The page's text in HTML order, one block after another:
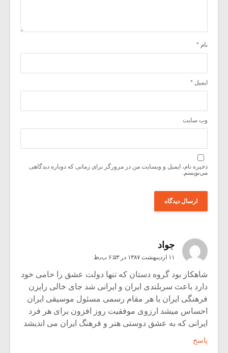
نام *
ایمیل *
وب‌ سایت
ذخیره نام، ایمیل و وبسایت من در مرورگر برای زمانی که دوباره دیدگاهی
می‌نویسم.
جواد
۱۱ اردیبهشت ۱۳۸۷ در ۶:۵۳ ب٫ظ
شاهکار بود گروه دستان که تنها دولت عشق را حامی خود
دارد باعث سربلندی ایران و ایرانی شد جای خالی رایزن
فرهنگی ایران یا هر مقام رسمی مسئول موسیقی ایران
احساس میشد ارزوی موفقیت روز افزون برای هر فرد
ایرانی که به عشق دوستی هنر و فرهنگ ایران می اندیشد
پاسخ